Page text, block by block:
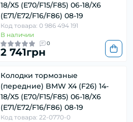
18/X5 (E70/F15/F85) 06-18/X6
(E71/E72/F16/F86) 08-19
Код товара: 0 986 494 191
В наличии
0
2 741грн
Колодки тормозные
(передние) BMW X4 (F26) 14-
18/X5 (E70/F15/F85) 06-18/X6
(E71/E72/F16/F86) 08-19
Код товара: 22-0770-0